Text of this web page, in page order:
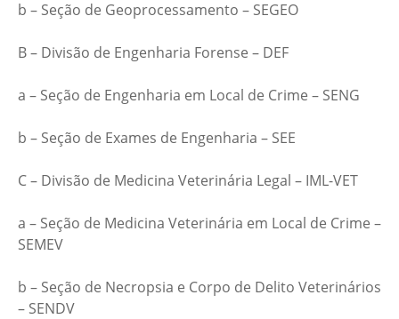
b – Seção de Geoprocessamento – SEGEO
B – Divisão de Engenharia Forense – DEF
a – Seção de Engenharia em Local de Crime – SENG
b – Seção de Exames de Engenharia – SEE
C – Divisão de Medicina Veterinária Legal – IML-VET
a – Seção de Medicina Veterinária em Local de Crime –
SEMEV
b – Seção de Necropsia e Corpo de Delito Veterinários
– SENDV